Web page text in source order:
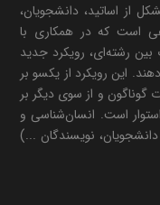
اساتید، دانشجویان،
است که در همکاری با
رشته‌ای، رویکرد جدید
این رویکرد از یکسو بر
و از سوی دیگر بر
است. انسان‌شناسی و
نویسندگان ...)